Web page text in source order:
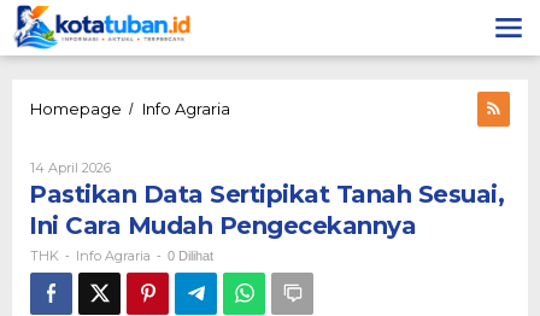
Lewati
ke
konten
Homepage / Info Agraria
Sesuai,
Ini
Cara
Pengecekannya
14 April 2026Oleh
Pastikan Data Sertipikat Tanah Sesuai,
Ini Cara Mudah Pengecekannya
THK - Info Agraria - 0 Dilihat